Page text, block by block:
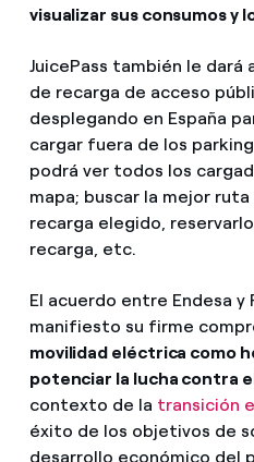
visualizar sus consumos y
JuicePass también le
de recarga de acceso
desplegando en España
cargar fuera de los
podrá ver todos los
mapa; buscar la mejor
recarga elegido,
recarga, etc.
El acuerdo entre Endesa y
manifiesto su firme
movilidad eléctrica como
potenciar la lucha contra
contexto de la transición
éxito de los objetivos de
desarrollo económico del